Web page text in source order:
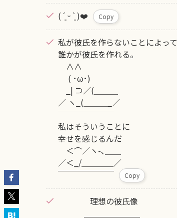
( ´͈ ᵕ `͈ )❤️ Copy
私が彼氏を作らないことによって
誰かが彼氏を作れる。
∧∧
( ･ω･)
_| ⊃／(＿＿＿
／ ヽ_(＿＿＿_／
￣￣￣￣￣￣￣
私はそういうことに
幸せを感じるんだ
＜⌒／ヽ-､＿＿
／＜_/＿＿＿＿／
￣￣￣￣￣￣￣
Copy
理想の彼氏像